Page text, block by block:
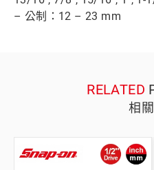
– 公制：12 – 23 mm
RELATED
相